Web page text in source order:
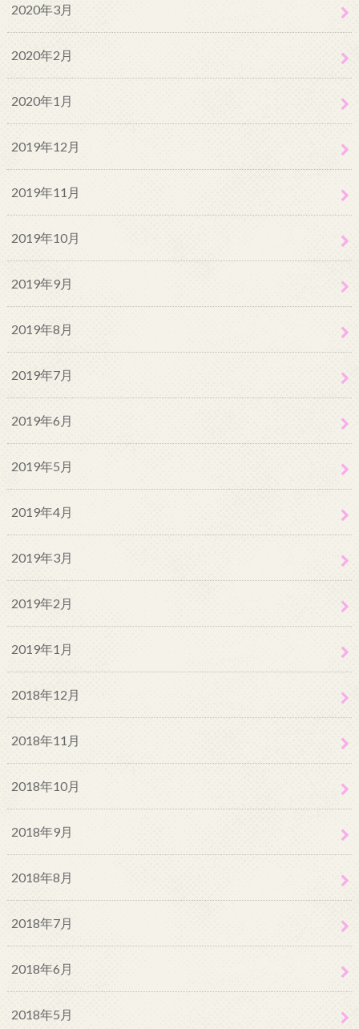
2020年3月
2020年2月
2020年1月
2019年12月
2019年11月
2019年10月
2019年9月
2019年8月
2019年7月
2019年6月
2019年5月
2019年4月
2019年3月
2019年2月
2019年1月
2018年12月
2018年11月
2018年10月
2018年9月
2018年8月
2018年7月
2018年6月
2018年5月